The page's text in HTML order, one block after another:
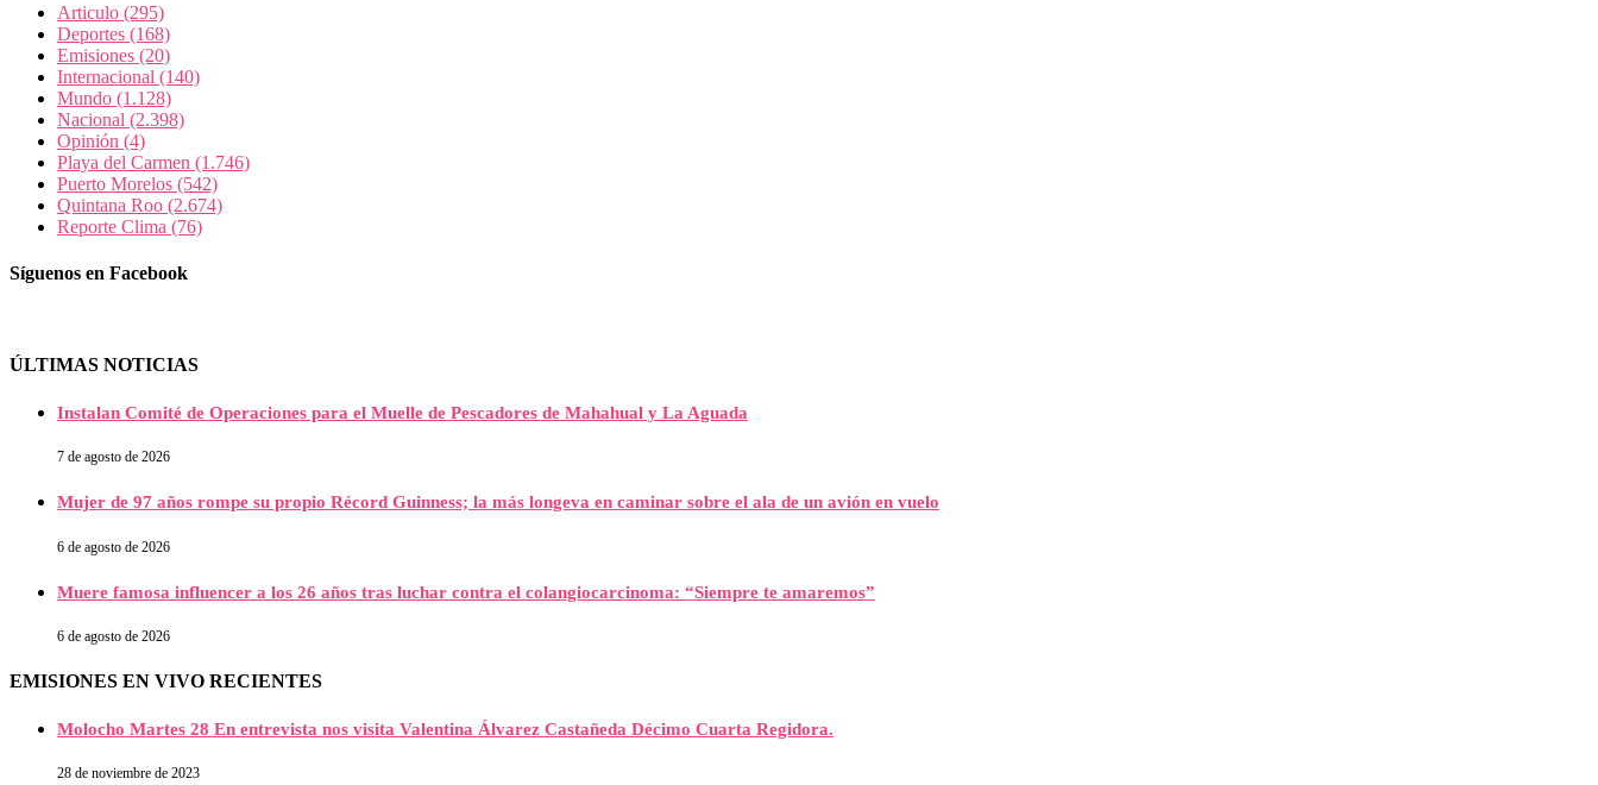
Articulo (295)
Deportes (168)
Emisiones (20)
Internacional (140)
Mundo (1.128)
Nacional (2.398)
Opinión (4)
Playa del Carmen (1.746)
Puerto Morelos (542)
Quintana Roo (2.674)
Reporte Clima (76)
Síguenos en Facebook
ÚLTIMAS NOTICIAS
Instalan Comité de Operaciones para el Muelle de Pescadores de Mahahual y La Aguada
7 de agosto de 2026
Mujer de 97 años rompe su propio Récord Guinness; la más longeva en caminar sobre el ala de un avión en vuelo
6 de agosto de 2026
Muere famosa influencer a los 26 años tras luchar contra el colangiocarcinoma: “Siempre te amaremos”
6 de agosto de 2026
EMISIONES EN VIVO RECIENTES
Molocho Martes 28 En entrevista nos visita Valentina Álvarez Castañeda Décimo Cuarta Regidora.
28 de noviembre de 2023